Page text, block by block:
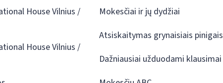
House Vilnius /
House Vilnius /
Mokesčiai ir jų dydžiai
Atsiskaitymas grynaisiais pinigais
Dažniausiai užduodami klausimai